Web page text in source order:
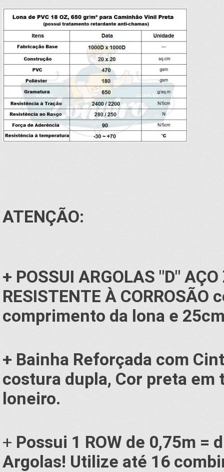
ATENÇÃO:
+ POSSUI ARGOLAS "D"
RESISTENTE À
comprimento da lona e
+ Bainha Reforçada com
costura dupla, Cor preta
loneiro.
+ Possui 1 ROW de 0,75m =
Argolas! Utilize até 16